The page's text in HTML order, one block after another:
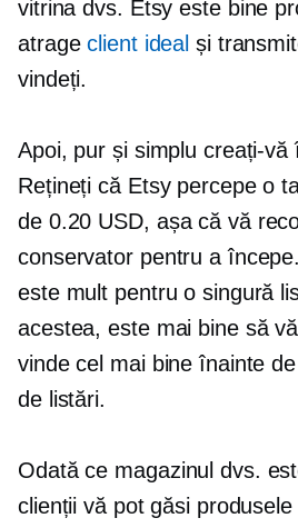
vitrina dvs. Etsy este bine
atrageclient ideal și
vindeți.
Apoi, pur și simplu creați-vă
Rețineți că Etsy percepe o
de 0.20 USD, așa că vă
conservator pentru a
este mult pentru o singură
acestea, este mai bine să
vinde cel mai bine înainte
de listări.
Odată ce magazinul dvs.
clienții vă pot găsi